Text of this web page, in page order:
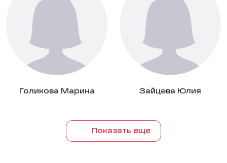
Голикова Марина Зайцева Юлия
Показать еще